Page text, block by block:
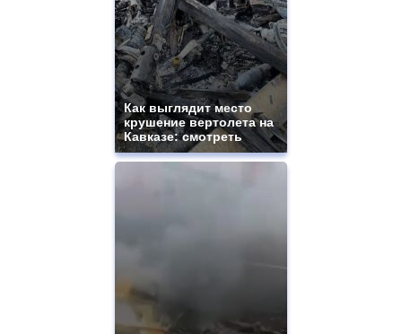
Как выглядит место
крушение вертолета на
Кавказе: смотреть